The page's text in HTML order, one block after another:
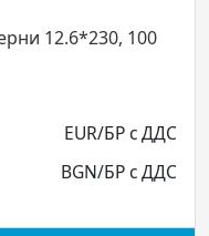
100
EUR/БР с ДДС
БР с ДДС